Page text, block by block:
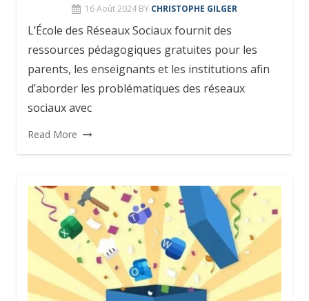
16 Août 2024 BY CHRISTOPHE GILGER
L’École des Réseaux Sociaux fournit des
ressources pédagogiques gratuites pour les
parents, les enseignants et les institutions afin
d’aborder les problématiques des réseaux
sociaux avec
Read More